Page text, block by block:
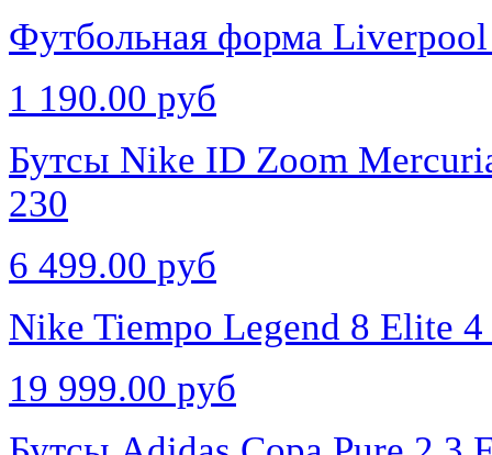
Футбольная форма
1 190.00 руб
Бутсы Nike ID Zoom
230
6 499.00 руб
Nike Tiempo Legend 8 Elite
19 999.00 руб